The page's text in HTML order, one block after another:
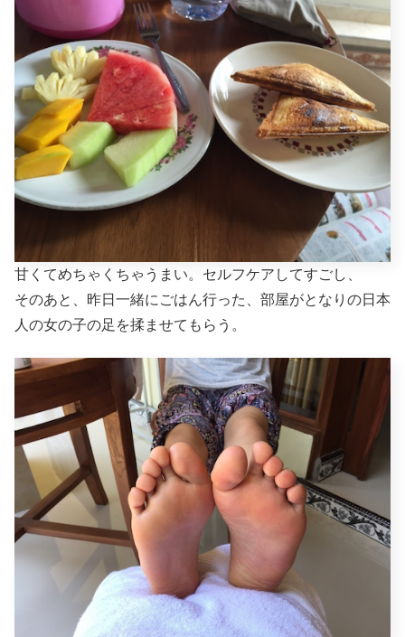
甘くてめちゃくちゃうまい。セルフケアしてすごし、
そのあと、昨日一緒にごはん行った、部屋がとなりの日本
人の女の子の足を揉ませてもらう。